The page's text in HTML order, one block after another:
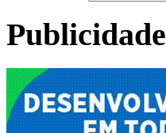
Publicidade